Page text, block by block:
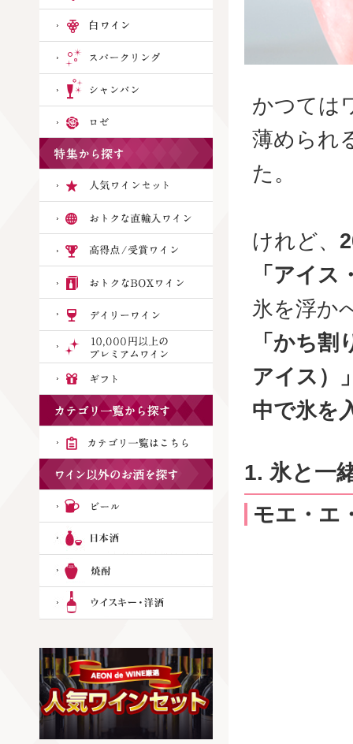
かつては
薄められ
た。
けれど、
「アイ
氷を浮か
「かち割
アイス）
中で氷を
1. 氷と一
モエ・エ